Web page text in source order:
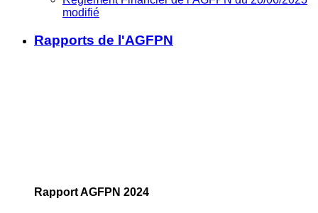
modifié
Rapports de l'AGFPN
Rapport AGFPN 2024